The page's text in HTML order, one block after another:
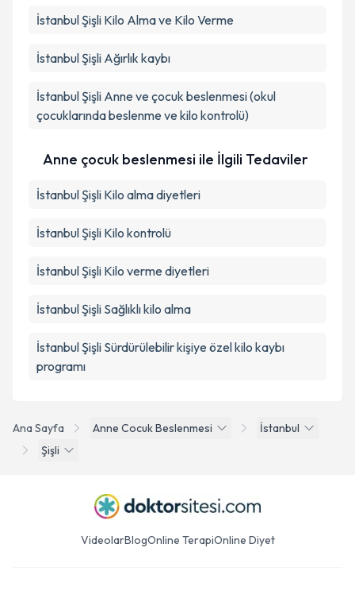
Ana Sayfa Anne Cocuk Beslenmesi
İstanbul
Şişli
İstanbul Şişli Kilo Alma ve Kilo Verme
İstanbul Şişli Ağırlık kaybı
İstanbul Şişli Anne ve çocuk beslenmesi (okul
çocuklarında beslenme ve kilo kontrolü)
Anne çocuk beslenmesi ile İlgili Tedaviler
İstanbul Şişli Kilo alma diyetleri
İstanbul Şişli Kilo kontrolü
İstanbul Şişli Kilo verme diyetleri
İstanbul Şişli Sağlıklı kilo alma
İstanbul Şişli Sürdürülebilir kişiye özel kilo kaybı
programı
VideolarBlogOnline TerapiOnline Diyet